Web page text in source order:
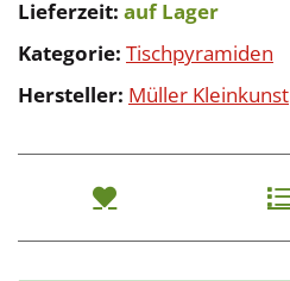
Lieferzeit: auf Lager
Kategorie: Tischpyramiden
Hersteller: Müller Kleinkunst